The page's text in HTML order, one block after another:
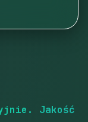
Jakość